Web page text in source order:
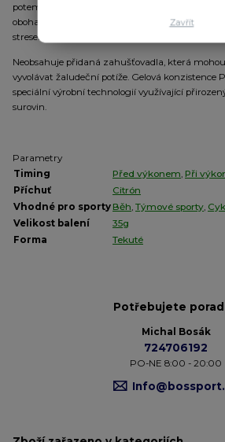
potem během náročného výkonu. Penco®
obohacen vitamínem E, který přispívá k
stresem, jehož nebezpečí hrozí zejména při
Neobsahuje přidaná zahušťovadla, která
vyvolávat žaludeční potíže. Gelová konzistence
speciální výrobní technologií využívající
surovin.
Parametry
Timing
Před výkonem, Při
Příchuť
Citrón
Vhodné pro sporty Běh, Týmové sporty,
Velikost balení
35g
Forma
Tekuté
Potřebujete
Michal Bosák
724706192
PO-NE 8:00 - 20:00
Zavřít